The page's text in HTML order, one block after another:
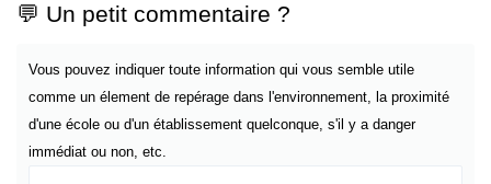
💬 Un petit commentaire ?
Vous pouvez indiquer toute information qui vous semble utile
comme un élement de repérage dans l'environnement, la proximité
d'une école ou d'un établissement quelconque, s'il y a danger
immédiat ou non, etc.